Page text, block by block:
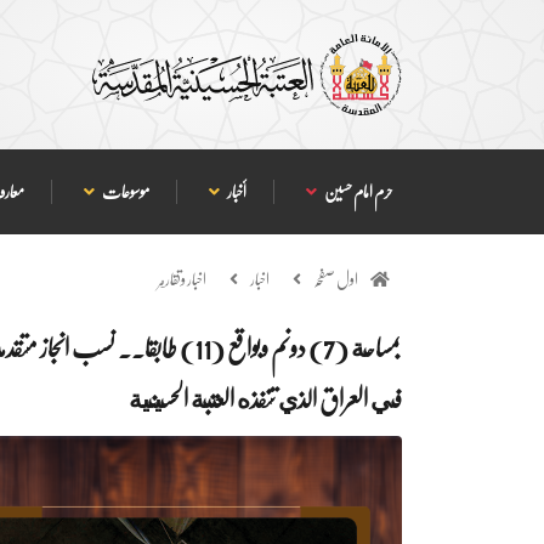
حرم امام حسین أخبار موسوعات
اول صفحہ اخبار اخبار وتقارير
بمساحة (7) دونم وبواقع (11)
في العراق الذي تنفذه العتبة الحسينية